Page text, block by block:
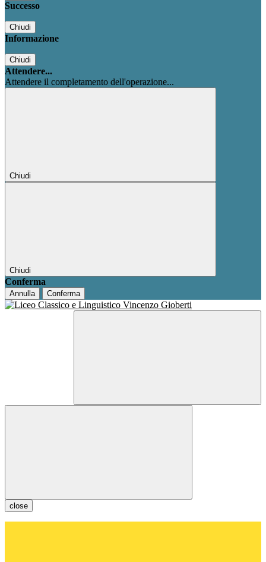
Successo
Chiudi
Informazione
Chiudi
Attendere...
Attendere il completamento dell'operazione...
Chiudi
Chiudi
Conferma
Annulla Conferma
close